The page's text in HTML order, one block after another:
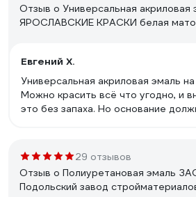
Отзыв о Универсальная акриловая
ЯРОСЛАВСКИЕ КРАСКИ белая
Евгений Х.
Универсальная акриловая эмаль
Можно красить всё что угодно, и
это без запаха. Но основание
29 отзывов
Отзыв о Полиуретановая эмаль
Подольский завод